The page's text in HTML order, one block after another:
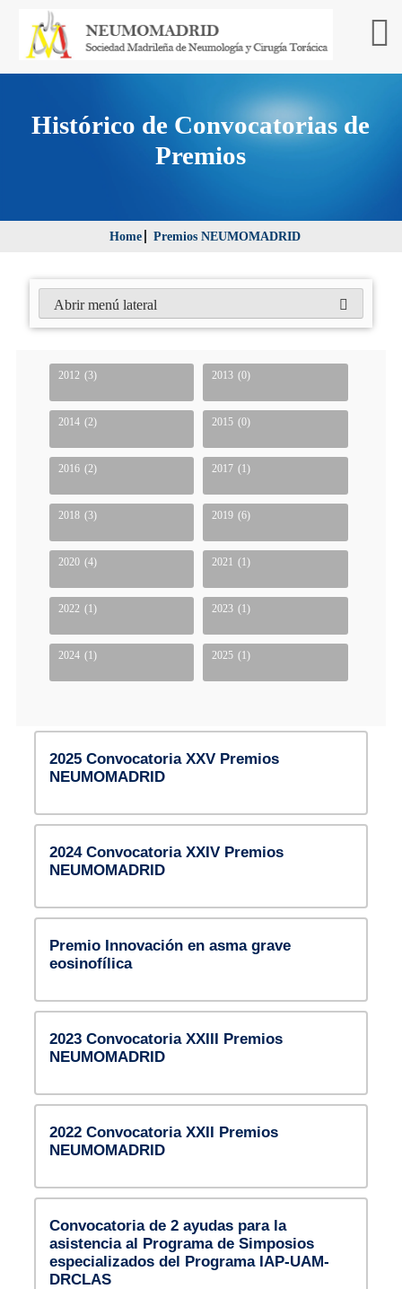
Histórico de Convocatorias de
Premios
Home Premios NEUMOMADRID
2012 (3) 2013 (0)
2014 (2) 2015 (0)
2016 (2) 2017 (1)
2018 (3) 2019 (6)
2020 (4) 2021 (1)
2022 (1) 2023 (1)
2024 (1) 2025 (1)
2025 Convocatoria XXV Premios
NEUMOMADRID
2024 Convocatoria XXIV Premios
NEUMOMADRID
Premio Innovación en asma grave
eosinofílica
2023 Convocatoria XXIII Premios
NEUMOMADRID
2022 Convocatoria XXII Premios
NEUMOMADRID
Convocatoria de 2 ayudas para la
asistencia al Programa de Simposios
especializados del Programa IAP-UAM-
DRCLAS
Abrir menú lateral